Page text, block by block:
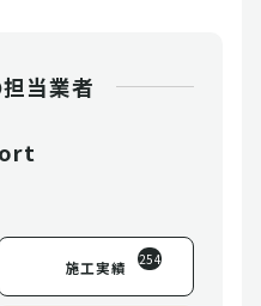
当業者
施工実績 254